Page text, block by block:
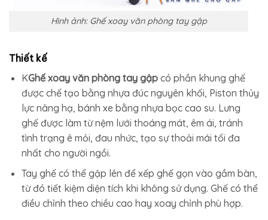
Hình ảnh: Ghế xoay văn phòng tay gập
Thiết kế
KGhế xoay văn phòng tay gậpcó phần khung ghế
được chế tạo bằng nhựa đúc nguyên khối, Piston thủy
lực nâng hạ, bánh xe bằng nhựa bọc cao su. Lưng
ghế được làm từ nệm lưới thoáng mát, êm ái, tránh
tình trạng ê mỏi, đau nhức, tạo sự thoải mái tối đa
nhất cho người ngồi.
Tay ghế có thể gập lên để xếp ghế gọn vào gầm bàn,
từ đó tiết kiệm diện tích khi không sử dụng. Ghế có thể
điều chỉnh theo chiều cao hay xoay chỉnh phù hợp.